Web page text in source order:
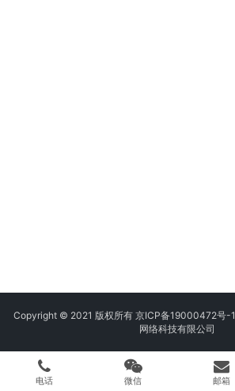
Copyright © 2021 版权所有 京ICP备19000472号-1
网络科技有限公司
电话 微信 邮箱